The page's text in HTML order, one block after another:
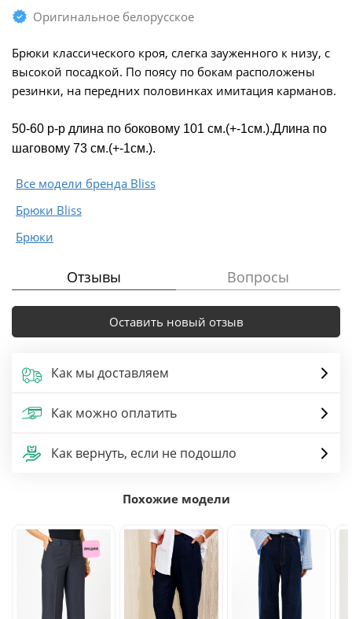
Оригинальное белорусское
Брюки классического кроя, слегка зауженного к низу, с
высокой посадкой. По поясу по бокам расположены
резинки, на передних половинках имитация карманов.
50-60 р-р длина по боковому 101 см.(+-1см.).Длина по
шаговому 73 см.(+-1см.).
Все модели бренда Bliss
Брюки Bliss
Брюки
Отзывы Вопросы
Оставить новый отзыв
Как мы доставляем
Как можно оплатить
Как вернуть, если не подошло
Похожие модели